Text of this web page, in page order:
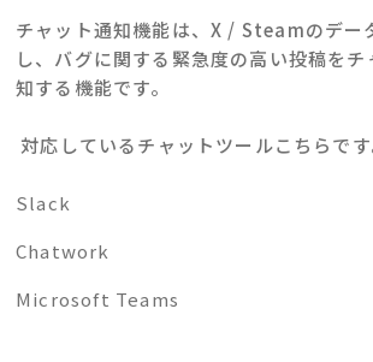
チャット通知機能は、X / Steamのデー
し、バグに関する緊急度の高い投稿をチ
知する機能です。
対応しているチャットツールこちらです
Slack
Chatwork
Microsoft Teams